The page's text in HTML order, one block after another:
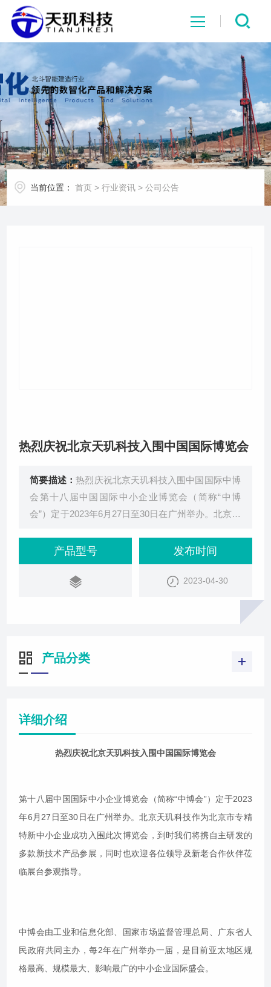
网站首页
系统中心
解决方案
项目案例
当前位置： 首页 >行业资讯 >公司公告
热烈庆祝北京天玑科技入围中国国际博览会
简要描述：热烈庆祝北京天玑科技入围中国国际中博
会第十八届中国国际中小企业博览会（简称“中博
会”）定于2023年6月27日至30日在广州举办。北京天
览会，到时我们将携自主研发的多款新技术产品参
展，同时也欢迎各位领导及新老合作伙伴莅临展台参
观指导。中博会由工业和信息化部、国家市场监督管
理总局、广东省人民政府共同主办，每2年在广州举
产品型号 发布时间
2023-04-30
产品分类
详细介绍
热烈庆祝北京天玑科技入围中国国际博览会
第十八届中国国际中小企业博览会（简称“中博会”）定于2023
年6月27日至30日在广州举办。北京天玑科技作为北京市专精
特新中小企业成功入围此次博览会，到时我们将携自主研发的
多款新技术产品参展，同时也欢迎各位领导及新老合作伙伴莅
临展台参观指导。
中博会由工业和信息化部、国家市场监督管理总局、广东省人
民政府共同主办，每2年在广州举办一届，是目前亚太地区规
格最高、规模最大、影响最广的中小企业国际盛会。